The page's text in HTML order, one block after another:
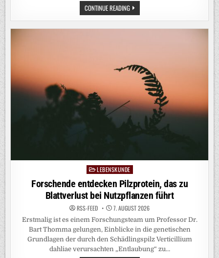
CONTINUE READING«WALDBRÄNDE
KÖNNEN
BÄUME
ZUSÄTZLICH
Posted
in
LEBENSKUNDE
Forschende entdecken Pilzprotein, das zu
Blattverlust bei Nutzpflanzen führt
RSS-FEED 7. AUGUST 2026
Erstmalig ist es einem Forschungsteam um Professor Dr.
Bart Thomma gelungen, Einblicke in die genetischen
Grundlagen der durch den Schädlingspilz Verticillium
dahliae verursachten „Entlaubung“ zu…